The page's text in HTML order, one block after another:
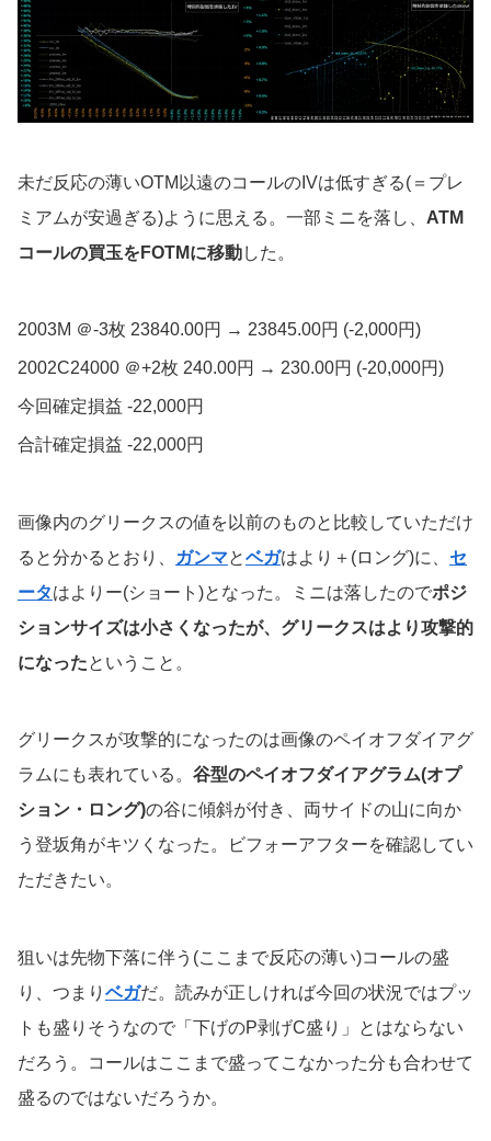
未だ反応の薄いOTM以遠のコールのIVは低すぎる(＝プレ
ミアムが安過ぎる)ように思える。一部ミニを落し、 ATM
コールの買玉をFOTMに移動した。
2003M ＠-3枚 23840.00円 → 23845.00円 (-2,000円)
2002C24000 ＠+2枚 240.00円 → 230.00円 (-20,000円)
今回確定損益 -22,000円
合計確定損益 -22,000円
画像内のグリークスの値を以前のものと比較していただけ
ると分かるとおり、
ガンマとベガはより＋(ロング)に、 セ
ータはよりー(ショート)となった。ミニは落したのでポジ
ションサイズは小さくなったが、グリークスはより攻撃的
になったということ。
グリークスが攻撃的になったのは画像のペイオフダイアグ
ラムにも表れている。 谷型のペイオフダイアグラム(オプ
ション・ロング)の谷に傾斜が付き、両サイドの山に向か
う登坂角がキツくなった。ビフォーアフターを確認してい
ただきたい。
狙いは先物下落に伴う(ここまで反応の薄い)コールの盛
り、つまり ベガだ。読みが正しければ今回の状況ではプッ
トも盛りそうなので「下げのP剥げC盛り」とはならない
だろう。コールはここまで盛ってこなかった分も合わせて
盛るのではないだろうか。